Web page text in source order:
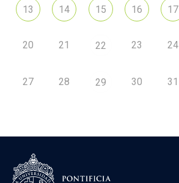
13 14 15 16 17
20 21 22 23 24
27 28 29 30 31